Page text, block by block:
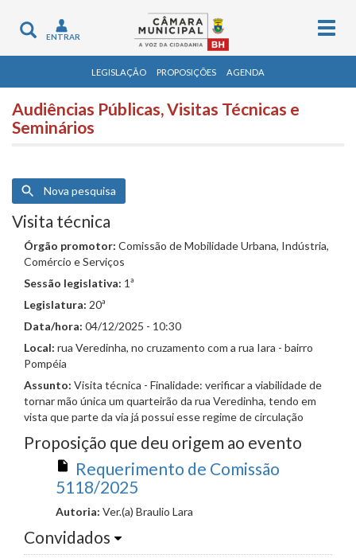
Toggle
navigation
ENTRAR
LEGISLAÇÃO PROPOSIÇÕES AGENDA
Audiências Públicas, Visitas Técnicas e
Seminários
Nova pesquisa
Visita técnica
Órgão promotor: Comissão de Mobilidade Urbana, Indústria,
Comércio e Serviços
Sessão legislativa: 1ª
Legislatura: 20ª
Data/hora: 04/12/2025 - 10:30
Local: rua Veredinha, no cruzamento com a rua Iara - bairro
Pompéia
Assunto: Visita técnica - Finalidade: verificar a viabilidade de
tornar mão única um quarteirão da rua Veredinha, tendo em
vista que parte da via já possui esse regime de circulação
Proposição que deu origem ao evento
Requerimento de Comissão
5118/2025
Autoria: Ver.(a) Braulio Lara
Convidados